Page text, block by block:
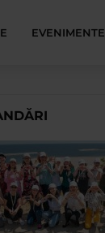
EVENIMENTE